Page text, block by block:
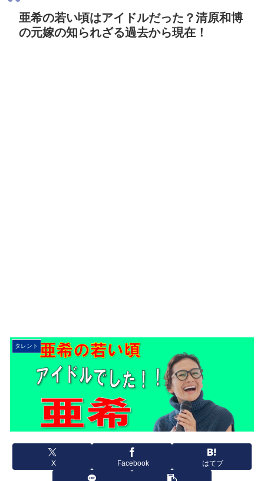
亜希の若い頃はアイドルだった？清原和博
の元嫁の知られざる過去から現在！
タレント
X Facebook はてブ